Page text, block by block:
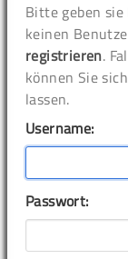
Bitte geben
keinen
registrieren.
können Sie
lassen.
Username:
Passwort: